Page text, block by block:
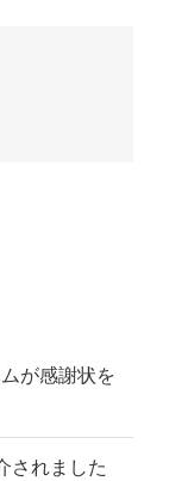
が感謝状を
されました